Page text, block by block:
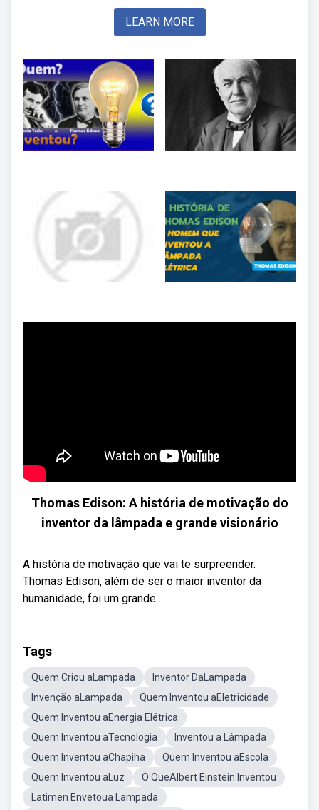
LEARN MORE
Thomas Edison: A história de motivação do
inventor da lâmpada e grande visionário
A história de motivação que vai te surpreender.
Thomas Edison, além de ser o maior inventor da
humanidade, foi um grande ...
Tags
Quem Criou aLampada
Inventor DaLampada
Invenção aLampada
Quem Inventou aEletricidade
Quem Inventou aEnergia Elétrica
Quem Inventou aTecnologia
Inventou a Lâmpada
Quem Inventou aChapiha
Quem Inventou aEscola
Quem Inventou aLuz
O QueAlbert Einstein Inventou
Latimen Envetoua Lampada